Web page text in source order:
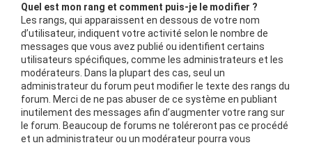
Quel est mon rang et comment puis-je le modifier ?
Les rangs, qui apparaissent en dessous de votre nom
d’utilisateur, indiquent votre activité selon le nombre de
messages que vous avez publié ou identifient certains
utilisateurs spécifiques, comme les administrateurs et les
modérateurs. Dans la plupart des cas, seul un
administrateur du forum peut modifier le texte des rangs du
forum. Merci de ne pas abuser de ce système en publiant
inutilement des messages afin d’augmenter votre rang sur
le forum. Beaucoup de forums ne toléreront pas ce procédé
et un administrateur ou un modérateur pourra vous